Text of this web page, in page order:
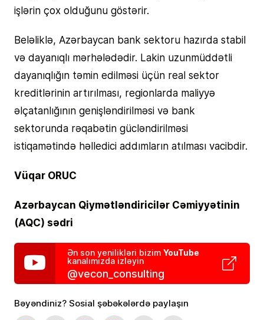
işlərin çox olduğunu göstərir.
Beləliklə, Azərbaycan bank sektoru hazırda stabil
və dayanıqlı mərhələdədir. Lakin uzunmüddətli
dayanıqlığın təmin edilməsi üçün real sektor
kreditlərinin artırılması, regionlarda maliyyə
əlçatanlığının genişləndirilməsi və bank
sektorunda rəqabətin gücləndirilməsi
istiqamətində həlledici addımların atılması vacibdir.
Vüqar ORUC
Azərbaycan Qiymətləndiricilər Cəmiyyətinin
(AQC) sədri
Ən son yenilikləri bizim YouTube
kanalımızda izləyin
@vecon_consulting
Bəyəndiniz? Sosial şəbəkələrdə paylaşın